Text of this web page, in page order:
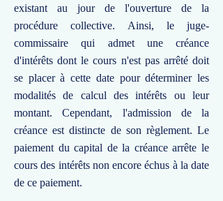
existant au jour de l'ouverture de la
procédure collective. Ainsi, le juge-
commissaire qui admet une créance
d'intérêts dont le cours n'est pas arrêté doit
se placer à cette date pour déterminer les
modalités de calcul des intérêts ou leur
montant. Cependant, l'admission de la
créance est distincte de son règlement. Le
paiement du capital de la créance arrête le
cours des intérêts non encore échus à la date
de ce paiement.